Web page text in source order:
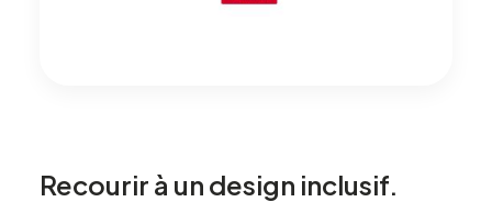
Recourir à un design inclusif.